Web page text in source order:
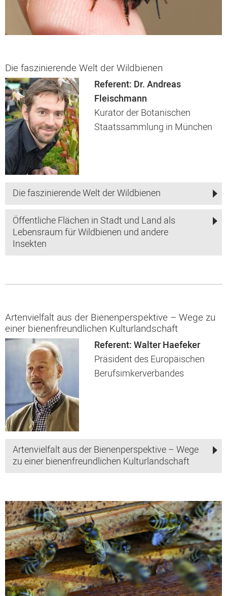
Die faszinierende Welt der Wildbienen
Referent: Dr. Andreas
Fleischmann
Kurator der Botanischen
Staatssammlung in München
Die faszinierende Welt der Wildbienen
Öffentliche Flächen in Stadt und Land als
Lebensraum für Wildbienen und andere
Insekten
Artenvielfalt aus der Bienenperspektive – Wege zu
einer bienenfreundlichen Kulturlandschaft
Referent: Walter Haefeker
Präsident des Europäischen
Berufsimkerverbandes
Artenvielfalt aus der Bienenperspektive – Wege
zu einer bienenfreundlichen Kulturlandschaft